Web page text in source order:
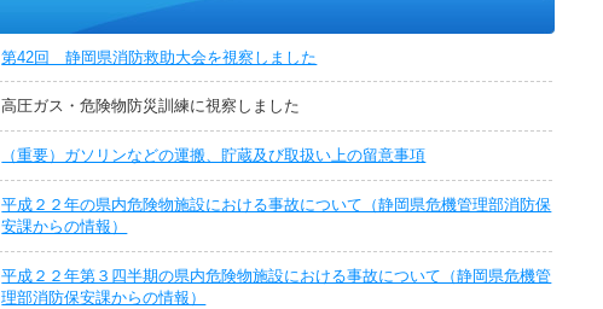
第42回 静岡県消防救助大会を視察しました
高圧ガス・危険物防災訓練に視察しました
（重要）ガソリンなどの運搬、貯蔵及び取扱い上の留意事項
平成２２年の県内危険物施設における事故について（静岡県危機管理部消防保
安課からの情報）
平成２２年第３四半期の県内危険物施設における事故について（静岡県危機管
理部消防保安課からの情報）